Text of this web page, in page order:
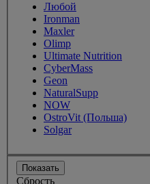
Любой
Ironman
Maxler
Olimp
Ultimate Nutrition
CyberMass
Geon
NaturalSupp
NOW
OstroVit (Польша)
Solgar
Показать
Сбрость